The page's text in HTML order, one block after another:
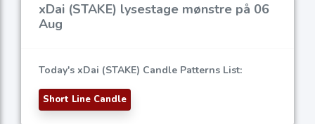
xDai (STAKE) lysestage mønstre på 06
Aug
Today's xDai (STAKE) Candle Patterns List:
Short Line Candle